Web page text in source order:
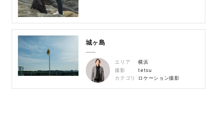
城ヶ島
エリア
横浜
撮影
tetsu
カテゴリ
ロケーション撮影